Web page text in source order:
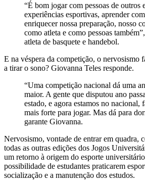
“É bom jogar com pessoas de outros
experiências esportivas, aprender
enriquecer nossa preparação, nosso
como atleta e como pessoas
atleta de basquete e handebol.
E na véspera da competição, o nervosismo
a tirar o sono? Giovanna Teles responde.
“Uma competição nacional dá uma
maior. A gente que disputou ano
estado, e agora estamos no nacional,
mais forte para jogar. Mas dá para
garante Giovanna.
Nervosismo, vontade de entrar em quadra,
todas as outras edições dos Jogos
um retorno à origem do esporte
possibilidade de estudantes praticarem
socialização e a manutenção dos estudos.